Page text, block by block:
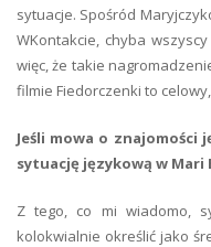
sytuacje. Spośród
WKontakcie, chyba
więc, że takie
filmie Fiedorczenki to
Jeśli mowa o znajomości
sytuację językową w Mari
Z tego, co mi wiadomo,
kolokwialnie określić jako